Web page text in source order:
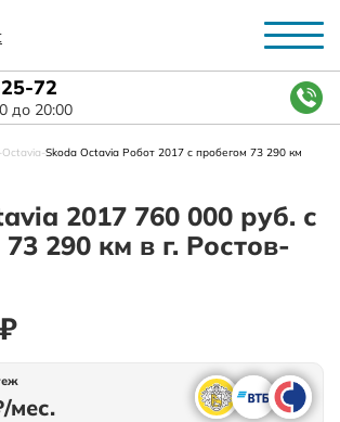
72
до 20:00
-Octavia-Skoda Octavia Робот 2017 с пробегом 73 290 км
2017 760 000 руб. с
290 км в г. Ростов-
мес.